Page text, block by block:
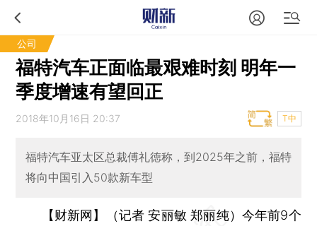
公司
福特汽车正面临最艰难时刻 明年一
季度增速有望回正
2018年10月16日 20:37 T中
福特汽车亚太区总裁傅礼徳称，到2025年之前，福特
将向中国引入50款新车型
【财新网】（记者 安丽敏 郑丽纯） 今年前9个